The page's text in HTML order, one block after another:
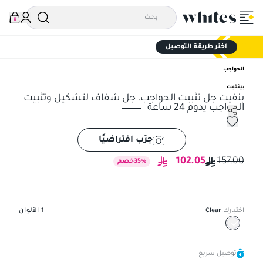
0
اختر طريقة التوصيل
الحواجب
بينفيت
بنفيت جل تثبيت الحواجب، جل شفاف لتشكيل وتثبيت
الحواجب يدوم 24 ساعة
بنفيت جل تثبيت الحواجب، جل شفاف لتشكيل وتثبيت الحواجب يدوم 24
جرّب افتراضيًا
157.00
102.05
35% خصم
اختيارك:Clear
1 الألوان
توصيل سريع